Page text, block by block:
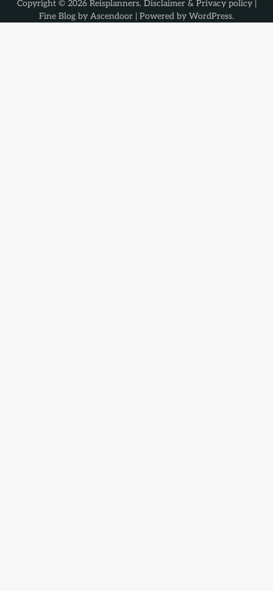
Copyright © 2026 Reisplanners. Disclaimer & Privacy policy|
Fine Blog by Ascendoor | Powered by WordPress.